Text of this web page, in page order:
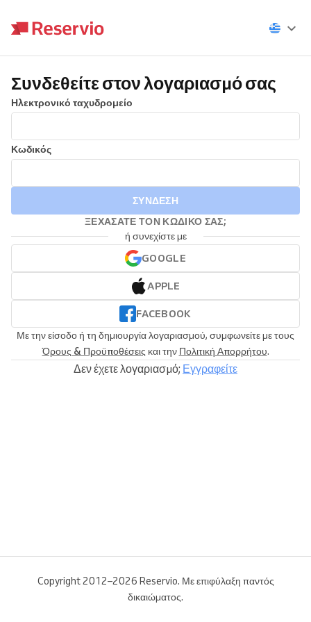
Συνδεθείτε στον λογαριασμό σας
Ηλεκτρονικό ταχυδρομείο
Κωδικός
ΣΎΝΔΕΣΗ
ΞΕΧΆΣΑΤΕ ΤΟΝ ΚΩΔΙΚΌ ΣΑΣ;
ή συνεχίστε με
GOOGLE
APPLE
FACEBOOK
Με την είσοδο ή τη δημιουργία λογαριασμού, συμφωνείτε με τους
Όρους & Προϋποθέσεις και την Πολιτική Απορρήτου.
Δεν έχετε λογαριασμό; Εγγραφείτε
Copyright 2012–2026 Reservio. Με επιφύλαξη παντός
δικαιώματος.